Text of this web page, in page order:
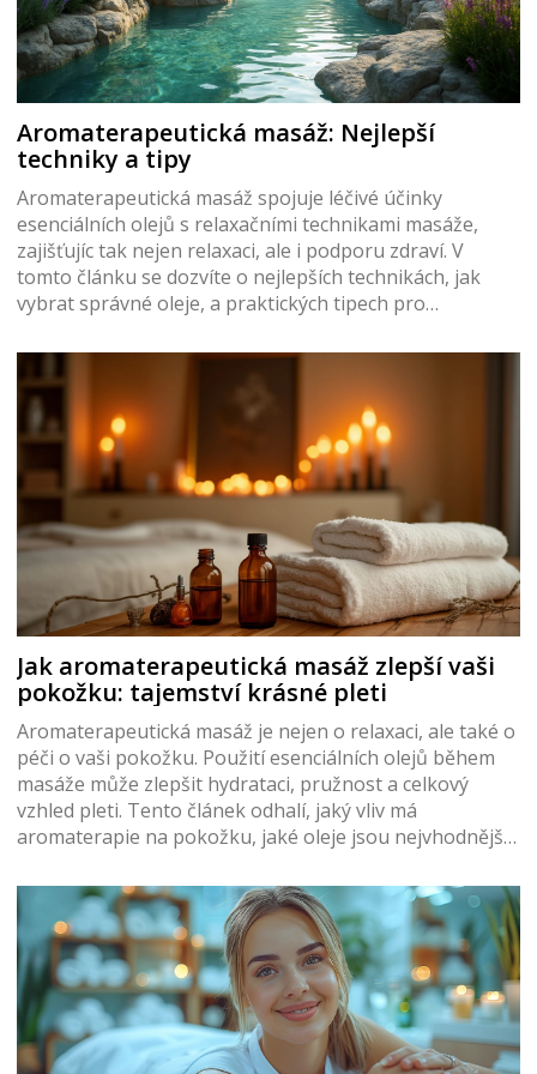
Aromaterapeutická masáž: Nejlepší
techniky a tipy
Aromaterapeutická masáž spojuje léčivé účinky
esenciálních olejů s relaxačními technikami masáže,
zajišťujíc tak nejen relaxaci, ale i podporu zdraví. V
tomto článku se dozvíte o nejlepších technikách, jak
vybrat správné oleje, a praktických tipech pro
přírodní způsob, jak si ulevit od stresu a podpořit
celkovou pohodu, aromaterapeutická masáž může být
tou správnou volbou.
Jak aromaterapeutická masáž zlepší vaši
pokožku: tajemství krásné pleti
Aromaterapeutická masáž je nejen o relaxaci, ale také o
péči o vaši pokožku. Použití esenciálních olejů během
masáže může zlepšit hydrataci, pružnost a celkový
vzhled pleti. Tento článek odhalí, jaký vliv má
aromaterapie na pokožku, jaké oleje jsou nejvhodnější